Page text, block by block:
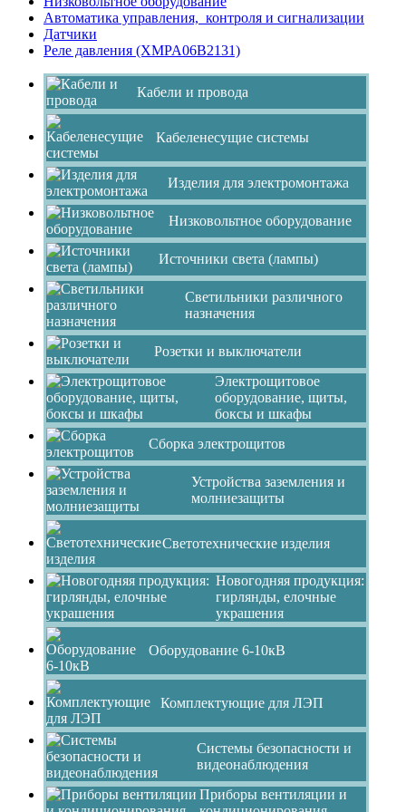
Автоматика управления, контроля и сигнализации
Датчики
Реле давления (XMPA06B2131)
Кабели и провода
Кабеленесущие системы
Изделия для электромонтажа
Низковольтное оборудование
Источники света (лампы)
Светильники различного
назначения
Розетки и выключатели
Электрощитовое
оборудование, щиты,
боксы и шкафы
Сборка электрощитов
Устройства заземления и
молниезащиты
Светотехнические изделия
Новогодняя продукция:
гирлянды, елочные
украшения
Оборудование 6-10кВ
Комплектующие для ЛЭП
Системы безопасности и
видеонаблюдения
Приборы вентиляции и